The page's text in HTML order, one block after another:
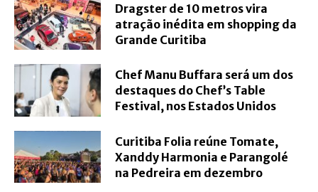
Dragster de 10 metros vira
atração inédita em shopping da
Grande Curitiba
Chef Manu Buffara será um dos
destaques do Chef’s Table
Festival, nos Estados Unidos
Curitiba Folia reúne Tomate,
Xanddy Harmonia e Parangolé
na Pedreira em dezembro